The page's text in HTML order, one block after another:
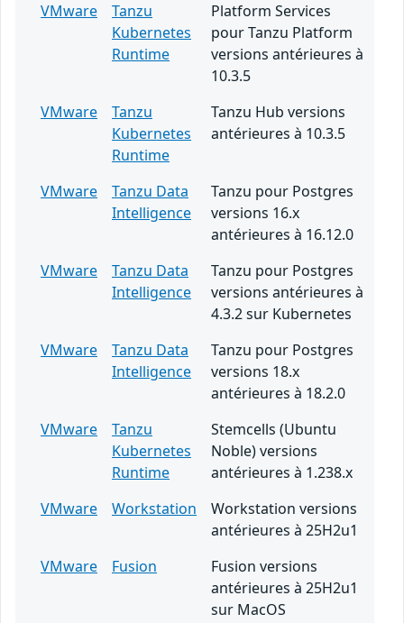
VMware
Tanzu
Kubernetes
Runtime
Platform Services
pour Tanzu Platform
versions antérieures à
10.3.5
VMware
Tanzu
Kubernetes
Runtime
Tanzu Hub versions
antérieures à 10.3.5
VMware
Tanzu Data
Intelligence
Tanzu pour Postgres
versions 16.x
antérieures à 16.12.0
VMware
Tanzu Data
Intelligence
Tanzu pour Postgres
versions antérieures à
4.3.2 sur Kubernetes
VMware
Tanzu Data
Intelligence
Tanzu pour Postgres
versions 18.x
antérieures à 18.2.0
VMware
Tanzu
Kubernetes
Runtime
Stemcells (Ubuntu
Noble) versions
antérieures à 1.238.x
VMware
Workstation
Workstation versions
antérieures à 25H2u1
VMware
Fusion
Fusion versions
antérieures à 25H2u1
sur MacOS